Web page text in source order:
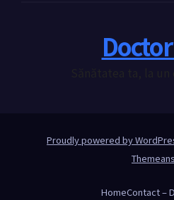
Proudly powered by
HomeContact –